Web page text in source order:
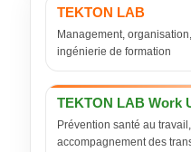
TEKTON LAB
Management,
ingénierie de formation
TEKTON LAB Work
Prévention santé au
accompagnement des